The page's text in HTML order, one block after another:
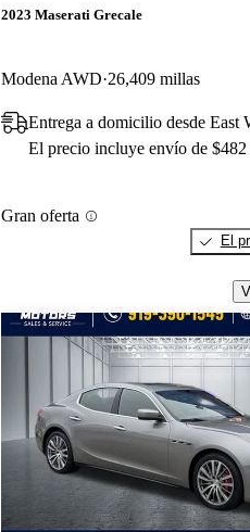
2023 Maserati Grecale
Modena AWD 26,409 millas
Entrega a domicilio desde East
El precio incluye envío de $482
Gran oferta
El